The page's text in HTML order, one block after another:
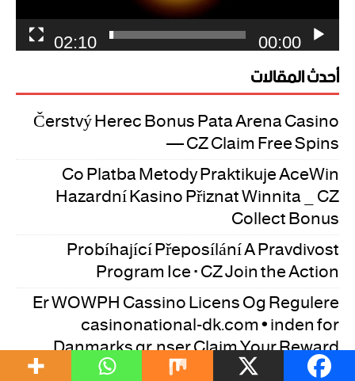
00:00
02:10
أحدث المقالات
Čerstvý Herec Bonus Pata Arena Casino
— CZ Claim Free Spins
Co Platba Metody Praktikuje AceWin
Hazardní Kasino Přiznat Winnita _ CZ
Collect Bonus
Probíhající Přeposílání A Pravdivost
Program Ice · CZ Join the Action
Er WOWPH Cassino Licens Og Regulere
casinonational-dk.com • inden for
Danmarks grænser Claim Your Reward